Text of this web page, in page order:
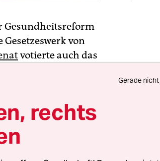
Gesundheitsreform
von
votierte auch das
am Dienstag
„historischen Sieg
Der
Gerade nicht
rechts